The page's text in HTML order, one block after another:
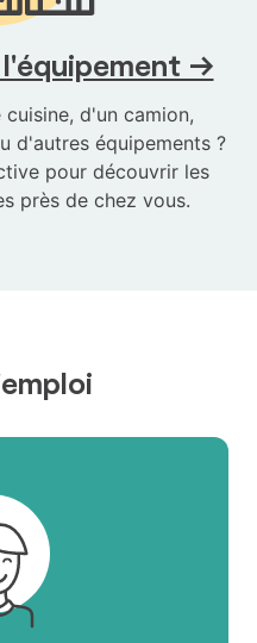
→
d'un camion,
d'autres équipements ?
pour découvrir les
près de chez vous.